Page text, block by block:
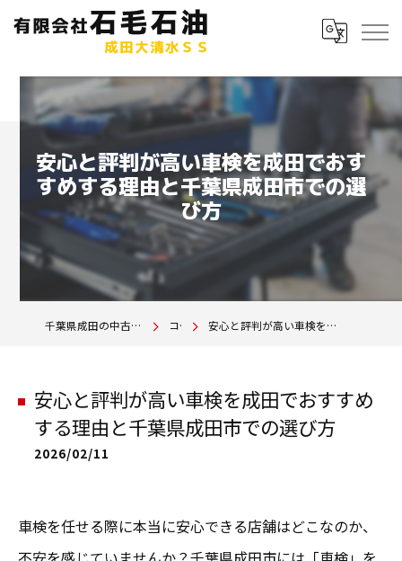
安心と評判が高い車検を成田でおす
すめする理由と千葉県成田市での選
び方
千葉県成田の中古車は有限会社石毛石油 成田大清水SS コラム 安心と評判が高い車検を成田でおすすめする理由と千葉県成田市での選び方
安心と評判が高い車検を成田でおすすめ
する理由と千葉県成田市での選び方
2026/02/11
車検を任せる際に本当に安心できる店舗はどこなのか、